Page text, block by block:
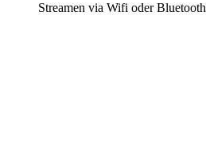
Streamen via Wifi oder Bluetooth